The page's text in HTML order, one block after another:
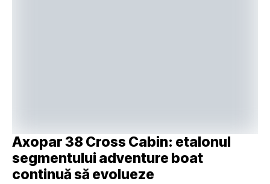
Axopar 38 Cross Cabin: etalonul
segmentului adventure boat
continuă să evolueze